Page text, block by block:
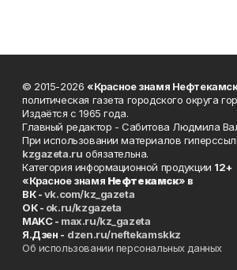
© 2015-2026 «Красное знамя
политическая газета городского округа
Издаётся с 1965 года.
Главный редактор - Сабитова Людмила
При использовании материалов
kzgazeta.ru обязательна.
Категория информационной продукции 12+
«Красное знамя Нефтекамск» в
ВК -vk.com/kz_gazeta
ОК - ok.ru/kzgazeta
MAKC - max.ru/kz_gazeta
Я.Дзен - dzen.ru/neftekamskkz
Об использовании персональных данных